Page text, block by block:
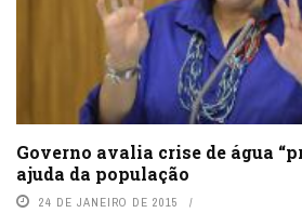
Governo avalia crise de água
ajuda da população
24 DE JANEIRO DE 2015